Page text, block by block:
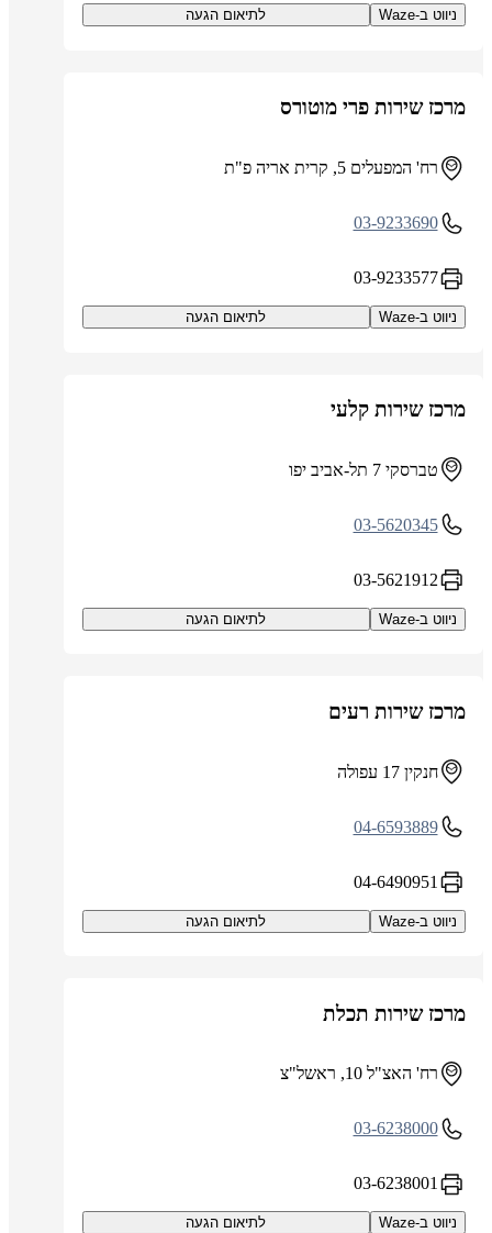
ניווט ב-Waze לתיאום הגעה
מרכז שירות פרי מוטורס
רח' המפעלים 5, קרית אריה פ"ת
03-9233690
03-9233577
ניווט ב-Waze לתיאום הגעה
מרכז שירות קלעי
טברסקי 7 תל-אביב יפו
03-5620345
03-5621912
ניווט ב-Waze לתיאום הגעה
מרכז שירות רעים
חנקין 17 עפולה
04-6593889
04-6490951
ניווט ב-Waze לתיאום הגעה
מרכז שירות תכלת
רח' האצ"ל 10, ראשל"צ
03-6238000
03-6238001
ניווט ב-Waze לתיאום הגעה